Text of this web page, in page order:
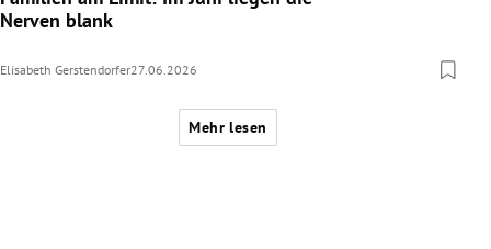
Nerven blank
Elisabeth Gerstendorfer27.06.2026
Mehr lesen